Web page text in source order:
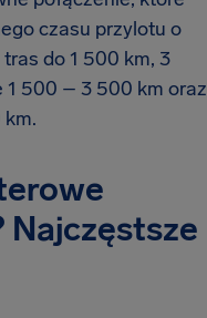
czasu przylotu o
do 1 500 km, 3
1 500 – 3 500 km oraz
Najczęstsze